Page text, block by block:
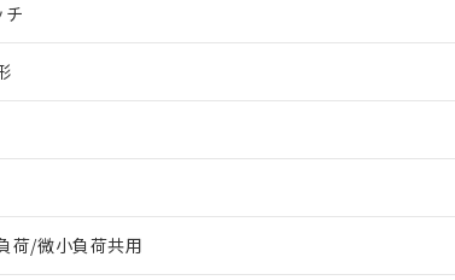
チ
荷/微小負荷共用